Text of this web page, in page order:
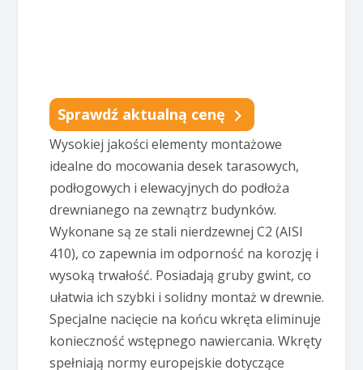
Sprawdź aktualną cenę
Wysokiej jakości elementy montażowe
idealne do mocowania desek tarasowych,
podłogowych i elewacyjnych do podłoża
drewnianego na zewnątrz budynków.
Wykonane są ze stali nierdzewnej C2 (AISI
410), co zapewnia im odporność na korozję i
wysoką trwałość. Posiadają gruby gwint, co
ułatwia ich szybki i solidny montaż w drewnie.
Specjalne nacięcie na końcu wkręta eliminuje
konieczność wstępnego nawiercania. Wkręty
spełniają normy europejskie dotyczące